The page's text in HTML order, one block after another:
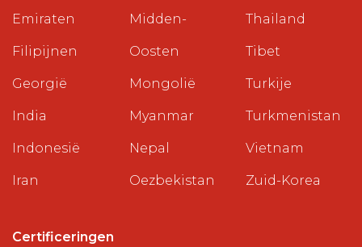
Emiraten
Filipijnen
Georgië
India
Indonesië
Iran
Midden-
Oosten
Mongolië
Myanmar
Nepal
Oezbekistan
Thailand
Tibet
Turkije
Turkmenistan
Vietnam
Zuid-Korea
Certificeringen